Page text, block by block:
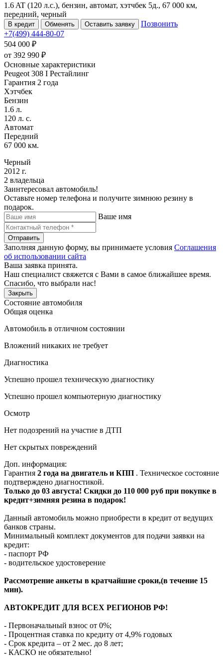
1.6 AT (120 л.с.), бензин, автомат, хэтчбек 5д., 67 000 км,
передний, черный
В кредит Обменять Оставить заявку
Позвонить
+7(499) 444-80-07
504 000 ₽
от 392 990 ₽
Основные характеристики
Peugeot 308 I Рестайлинг
Гарантия 2 года
Хэтчбек
Бензин
1.6 л.
120 л. с.
Автомат
Передний
67 000 км.
Черный
2012 г.
2 владельца
Заинтересовал автомобиль!
Оставьте номер телефона и получите зимнюю резину в
подарок.
Ваше имя
Отправить
Заполняя данную форму, вы принимаете условия Соглашения
об использовании сайта
Ваша заявка принята.
Наш специалист свяжется с Вами в самое ближайшее время.
Спасибо, что выбрали нас!
Закрыть
Состояние автомобиля
Общая оценка
Автомобиль в отличном состоянии
Вложений никаких не требует
Диагностика
Успешно прошел техническую диагностику
Успешно прошел компьютерную диагностику
Осмотр
Нет подозрений на участие в ДТП
Нет скрытых повреждений
Доп. информация:
Гарантия 2 года на двигатель и КПП . Техническое состояние
подтверждено диагностикой.
Только до 03 августа! Скидки до 110 000 руб при покупке в
кредит+зимняя резина в подарок!
Данный автомобиль можно приобрести в кредит от ведущих
банков страны.
Минимальный комплект документов для подачи заявки на
кредит:
- паспорт РФ
- водительское удостоверение
Рассмотрение анкеты в кратчайшие сроки,(в течение 15
мин).
АВТОКРЕДИТ ДЛЯ ВСЕХ РЕГИОНОВ РФ!
- Первоначальный взнос от 0%;
- Процентная ставка по кредиту от 4,9% годовых
- Срок кредита – от 2 мес. до 8 лет;
- КАСКО не обязательно!